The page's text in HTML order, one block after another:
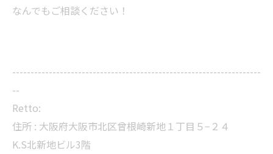
なんでもご相談ください！
--------------------------------------------------------------------
--
Retto:
住所 : 大阪府大阪市北区曾根崎新地１丁目５−２４
K.S北新地ビル3階